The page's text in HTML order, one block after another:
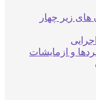
زیر چهار
و ازمایشات